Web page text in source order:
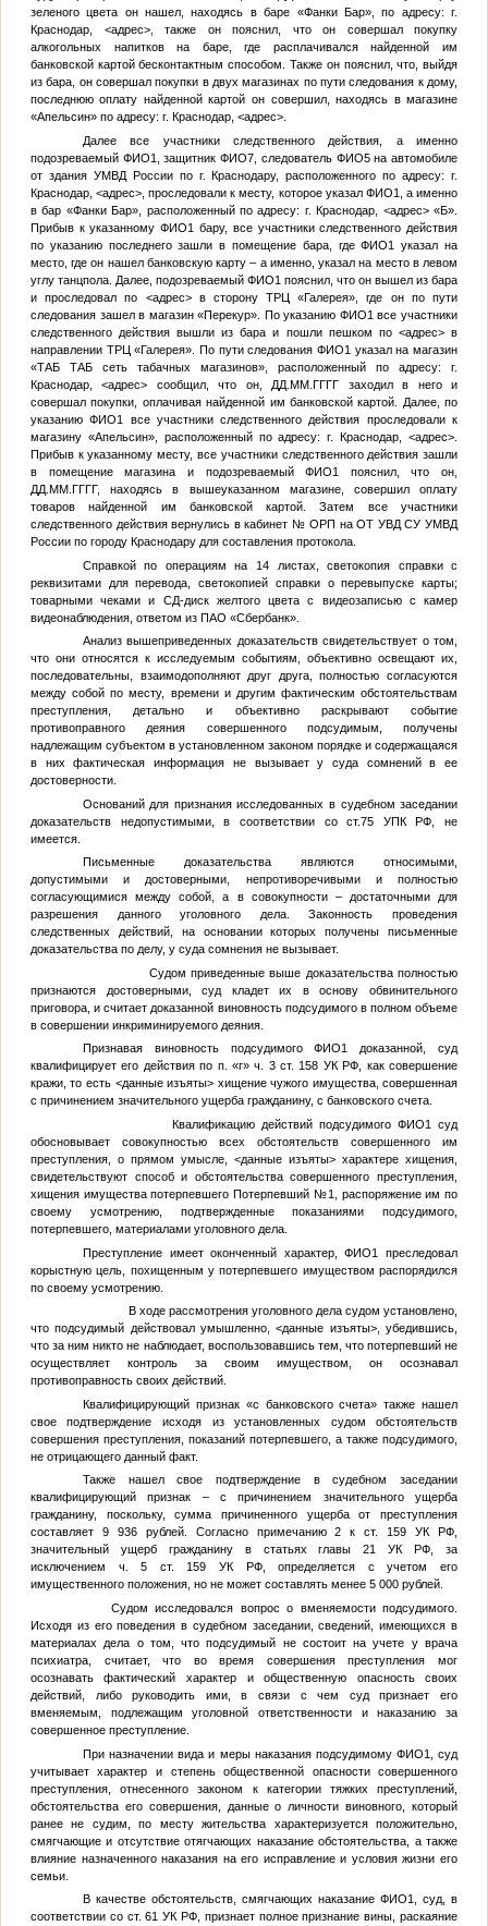
зеленого цвета он нашел, находясь в баре «Фанки Бар», по адресу: г.
Краснодар, <адрес>, также он пояснил, что он совершал покупку
алкогольных напитков на баре, где расплачивался найденной им
банковской картой бесконтактным способом. Также он пояснил, что, выйдя
из бара, он совершал покупки в двух магазинах по пути следования к дому,
последнюю оплату найденной картой он совершил, находясь в магазине
«Апельсин» по адресу: г. Краснодар, <адрес>.
Далее все участники следственного действия, а именно
подозреваемый ФИО1 , защитникФИО7 , следователь ФИО5на автомобиле
от здания УМВД России по г. Краснодару, расположенного по адресу: г.
Краснодар,<адрес> , проследовали к месту, которое указал ФИО1
, а именно
в бар «Фанки Бар», расположенный по адресу: г. Краснодар, <адрес>«Б».
Прибыв к указанномуФИО1 бару, все участники следственного действия
по указанию последнего зашли в помещение бара, гдеФИО1
указал на
место, где он нашел банковскую карту – а именно, указал на место в левом
углу танцпола. Далее, подозреваемый ФИО1 пояснил, что он вышел из бара
и проследовал по <адрес>в сторону ТРЦ «Галерея», где он по пути
следования зашел в магазин «Перекур». По указанию ФИО1 все участники
следственного действия вышли из бара и пошли пешком по <адрес>в
направлении ТРЦ «Галерея». По пути следованияФИО1 указал на магазин
«ТАБ ТАБ сеть табачных магазинов», расположенный по адресу: г.
Краснодар,<адрес> сообщил, что он, ДД.ММ.ГГГГ заходил в него и
совершал покупки, оплачивая найденной им банковской картой. Далее, по
указаниюФИО1
все участники следственного действия проследовали к
магазину «Апельсин», расположенный по адресу: г. Краснодар,<адрес>
Прибыв к указанному месту, все участники следственного действия зашли
в помещение магазина и подозреваемыйФИО1
пояснил, что он,
ДД.ММ.ГГГГ, находясь в вышеуказанном магазине, совершил оплату
товаров найденной им банковской картой. Затем все участники
следственного действия вернулись в кабинет № ОРП на ОТ УВД СУ УМВД
России по городу Краснодару для составления протокола.
Справкой по операциям на 14 листах, светокопия справки с
реквизитами для перевода, светокопией справки о перевыпуске карты;
товарными чеками и СД-диск желтого цвета с видеозаписью с камер
видеонаблюдения, ответом из ПАО «Сбербанк».
Анализ вышеприведенных доказательств свидетельствует о том,
что они относятся к исследуемым событиям, объективно освещают их,
последовательны, взаимодополняют друг друга, полностью согласуются
между собой по месту, времени и другим фактическим обстоятельствам
преступления, детально и объективно раскрывают событие
противоправного деяния совершенного подсудимым, получены
надлежащим субъектом в установленном законом порядке и содержащаяся
в них фактическая информация не вызывает у суда сомнений в ее
достоверности.
Оснований для признания исследованных в судебном заседании
доказательств недопустимыми, в соответствии со ст.75 УПК РФ, не
имеется.
Письменные доказательства являются относимыми,
допустимыми и достоверными, непротиворечивыми и полностью
согласующимися между собой, а в совокупности – достаточными для
разрешения данного уголовного дела. Законность проведения
следственных действий, на основании которых получены письменные
доказательства по делу, у суда сомнения не вызывает.
Судом приведенные выше доказательства полностью
признаются достоверными, суд кладет их в основу обвинительного
приговора, и считает доказанной виновность подсудимого в полном объеме
в совершении инкриминируемого деяния.
Признавая виновность подсудимогоФИО1 доказанной, суд
квалифицирует его действия по п. «г» ч. 3 ст. 158 УК РФ, как совершение
кражи, то есть <данные изъяты> хищение чужого имущества, совершенная
с причинением значительного ущерба гражданину, с банковского счета.
Квалификацию действий подсудимогоФИО1
суд
обосновывает совокупностью всех обстоятельств совершенного им
преступления, о прямом умысле,<данные изъяты> характере хищения,
свидетельствуют способ и обстоятельства совершенного преступления,
хищения имущества потерпевшегоПотерпевший №1
, распоряжение им по
своему усмотрению, подтвержденные показаниями подсудимого,
потерпевшего, материалами уголовного дела.
Преступление имеет оконченный характер,ФИО1
преследовал
корыстную цель, похищенным у потерпевшего имуществом распорядился
по своему усмотрению.
В ходе рассмотрения уголовного дела судом установлено,
что подсудимый действовал умышленно,<данные изъяты>, убедившись,
что за ним никто не наблюдает, воспользовавшись тем, что потерпевший не
осуществляет контроль за своим имуществом, он осознавал
противоправность своих действий.
Квалифицирующий признак «с банковского счета» также нашел
свое подтверждение исходя из установленных судом обстоятельств
совершения преступления, показаний потерпевшего, а также подсудимого,
не отрицающего данный факт.
Также нашел свое подтверждение в судебном заседании
квалифицирующий признак – с причинением значительного ущерба
гражданину, поскольку, сумма причиненного ущерба от преступления
составляет 9 936 рублей. Согласно примечанию 2 к ст. 159 УК РФ,
значительный ущерб гражданину в статьях главы 21 УК РФ, за
исключением ч. 5 ст. 159 УК РФ, определяется с учетом его
имущественного положения, но не может составлять менее 5 000 рублей.
Судом исследовался вопрос о вменяемости подсудимого.
Исходя из его поведения в судебном заседании, сведений, имеющихся в
материалах дела о том, что подсудимый не состоит на учете у врача
психиатра, считает, что во время совершения преступления мог
осознавать фактический характер и общественную опасность своих
действий, либо руководить ими, в связи с чем суд признает его
вменяемым, подлежащим уголовной ответственности и наказанию за
совершенное преступление.
При назначении вида и меры наказания подсудимому ФИО1
, суд
учитывает характер и степень общественной опасности совершенного
преступления, отнесенного законом к категории тяжких преступлений,
обстоятельства его совершения, данные о личности виновного, который
ранее не судим, по месту жительства характеризуется положительно,
смягчающие и отсутствие отягчающих наказание обстоятельства, а также
влияние назначенного наказания на его исправление и условия жизни его
семьи.
В качестве обстоятельств, смягчающих наказаниеФИО1
, суд, в
соответствии со ст. 61 УК РФ, признает полное признание вины, раскаяние